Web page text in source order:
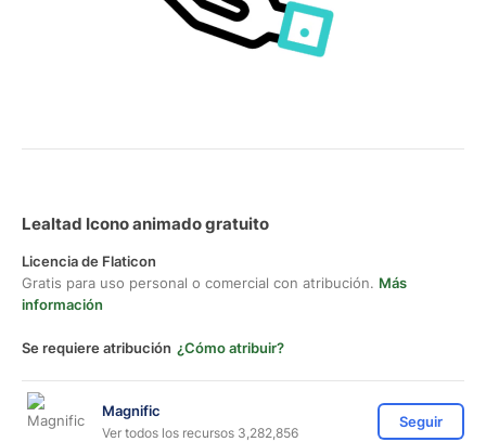
Lealtad Icono animado gratuito
Licencia de Flaticon
Gratis para uso personal o comercial con atribución. Más
información
Se requiere atribución ¿Cómo atribuir?
Magnific
Ver todos los recursos 3,282,856
Seguir